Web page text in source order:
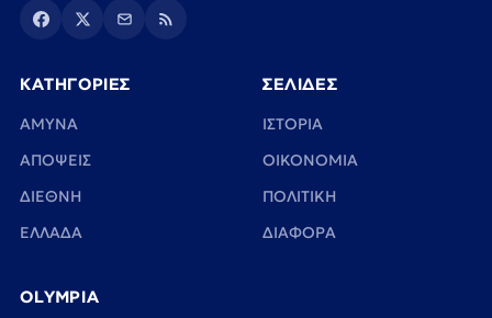
ΚΑΤΗΓΟΡΙΕΣ
ΑΜΥΝΑ
ΑΠΟΨΕΙΣ
ΔΙΕΘΝΗ
ΕΛΛΑΔΑ
ΣΕΛΙΔΕΣ
ΙΣΤΟΡΙΑ
ΟΙΚΟΝΟΜΙΑ
ΠΟΛΙΤΙΚΗ
ΔΙΑΦΟΡΑ
OLYMPIA